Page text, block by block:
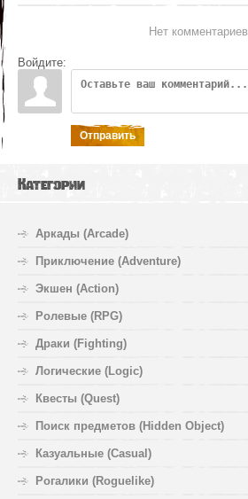
Нет комментариев
Войдите:
Отправить
Категории
Аркады (Arcade)
Приключение (Adventure)
Экшен (Action)
Ролевые (RPG)
Драки (Fighting)
Логические (Logic)
Квесты (Quest)
Поиск предметов (Hidden Object)
Казуальные (Casual)
Рогалики (Roguelike)